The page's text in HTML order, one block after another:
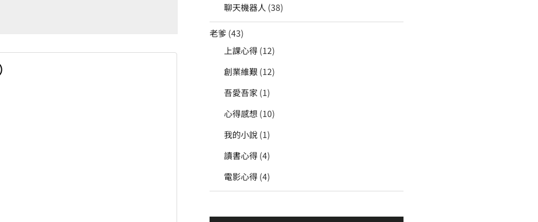
聊天機器人 (38)
老爹 (43)
上課心得 (12)
創業維艱 (12)
吾愛吾家 (1)
心得感想 (10)
我的小說 (1)
讀書心得 (4)
電影心得 (4)